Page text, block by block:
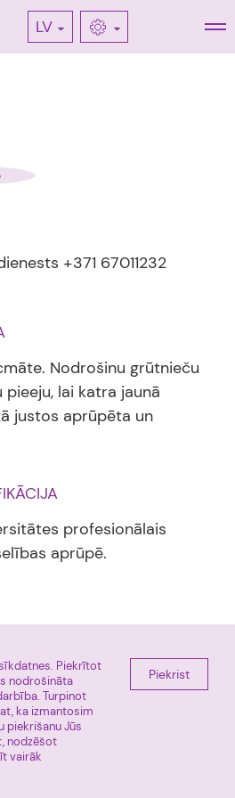
Piekrītot
nodrošināta
Turpinot
ka izmantosim
piekrišanu Jūs
nodzēšot
vairāk
Piekrist
LV
+371 67011232
Nodrošinu grūtnieču
lai katra jaunā
justos aprūpēta un
profesionālais
aprūpē.
14:18